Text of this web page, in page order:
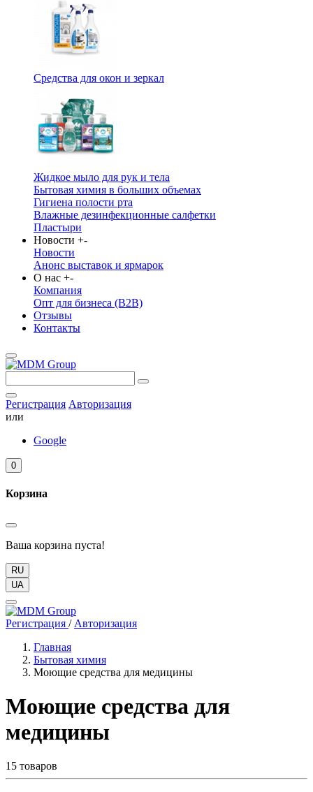
Средства для окон и зеркал
Жидкое мыло для рук и тела
Бытовая химия в больших объемах
Гигиена полости рта
Влажные дезинфекционные салфетки
Пластыри
Новости +-
Новости
Анонс выставок и ярмарок
О нас +-
Компания
Опт для бизнеса (B2B)
Отзывы
Контакты
Регистрация Авторизация
или
Google
0
Корзина
Ваша корзина пуста!
RU
UA
Регистрация / Авторизация
Главная
Бытовая химия
Моющие средства для медицины
Моющие средства для
медицины
15 товаров